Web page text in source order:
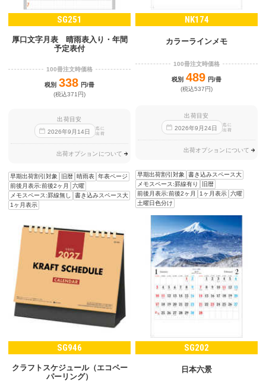
SG251
厚口文字月表 晴雨表入り・年間
予定表付
100冊注文時価格
税別 338 円/冊
(税込371円)
出荷目安
2026年9 月 14日
迄に
出荷
出荷オプションについて
早期出荷割引対象 旧暦 晴雨表 年表ページ
前後月表示:前後2ヶ月
六曜
メモスペース:罫線無し
書き込みスペース大
1ヶ月表示
NK174
カラーラインメモ
100冊注文時価格
税別 489 円/冊
(税込537円)
出荷目安
2026年9 月24日
迄に
出荷
出荷オプションについて
早期出荷割引対象
書き込みスペース大
メモスペース:罫線有り
旧暦
前後月表示:前後2ヶ月
1ヶ月表示 六曜
土曜日色分け
SG946
クラフトスケジュール（エコペー
パーリング）
SG202
日本六景